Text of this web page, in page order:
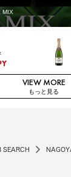
MIX
VIEW MORE
もっと見る
SEARCH